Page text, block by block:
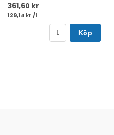
361,60 kr
129,14 kr /l
Köp